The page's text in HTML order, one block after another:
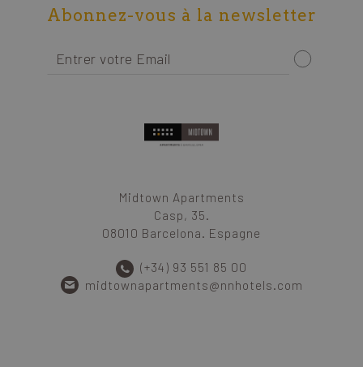
Abonnez-vous à la newsletter
Midtown Apartments
Casp, 35.
08010 Barcelona. Espagne
(+34) 93 551 85 00
midtownapartments@nnhotels.com